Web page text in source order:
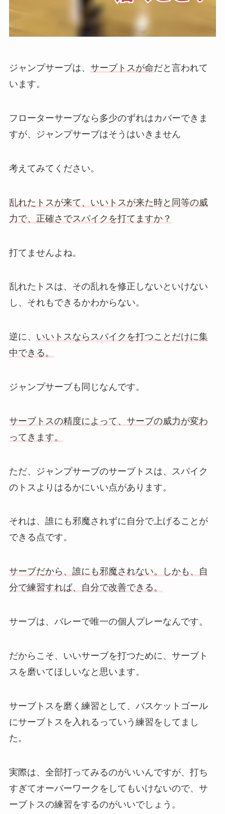
ジャンプサーブは、 サーブトスが命だと言われて
います。
フローターサーブなら多少のずれはカバーできま
すが、ジャンプサーブはそうはいきません
考えてみてください。
乱れたトスが来て、いいトスが来た時と同等の威
力で、正確さでスパイクを打てますか？
打てませんよね。
乱れたトスは、その乱れを修正しないといけない
し、それもできるかわからない。
逆に、 いいトスならスパイクを打つことだけに集
中できる。
ジャンプサーブも同じなんです。
サーブトスの精度によって、サーブの威力が変わ
ってきます。
ただ、ジャンプサーブのサーブトスは、スパイク
のトスよりはるかにいい点があります。
それは、誰にも邪魔されずに自分で上げることが
できる点です。
サーブだから、誰にも邪魔されない。しかも、自
分で練習すれば、自分で改善できる。
サーブは、バレーで唯一の個人プレーなんです。
だからこそ、いいサーブを打つために、サーブト
スを磨いてほしいなと思います。
サーブトスを磨く練習として、バスケットゴール
にサーブトスを入れるっていう練習をしてまし
た。
実際は、全部打ってみるのがいいんですが、打ち
すぎてオーバーワークをしてもいけないので、サ
ーブトスの練習をするのがいいでしょう。